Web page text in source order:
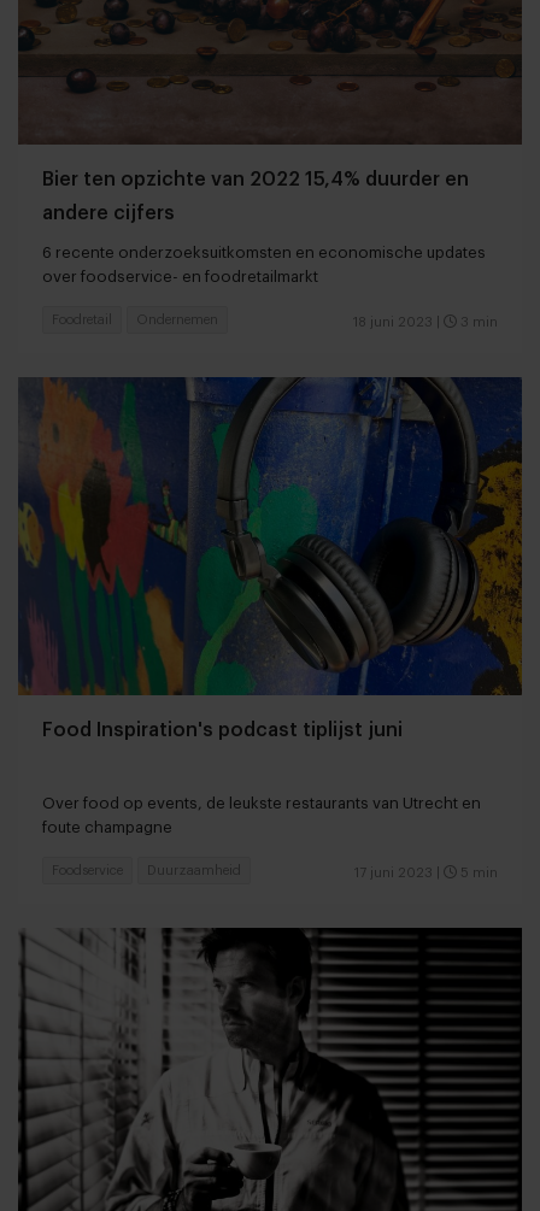
Bier ten opzichte van 2022 15,4% duurder en
andere cijfers
6 recente onderzoeksuitkomsten en economische updates
over foodservice- en foodretailmarkt
18 juni 2023 3 min
Foodretail Ondernemen
Food Inspiration's podcast tiplijst juni
Over food op events, de leukste restaurants van Utrecht en
foute champagne
17 juni 2023 5 min
Foodservice Duurzaamheid